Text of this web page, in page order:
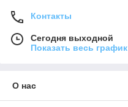
Контакты
Сегодня выходной
Показать весь
О нас